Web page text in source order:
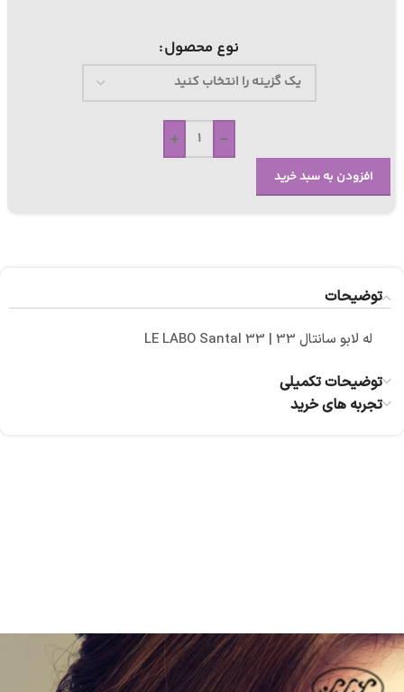
نوع محصول
-
+
افزودن به سبد خرید
توضیحات
له لابو سانتال 33 | LE LABO Santal 33
توضیحات تکمیلی
تجربه های خرید